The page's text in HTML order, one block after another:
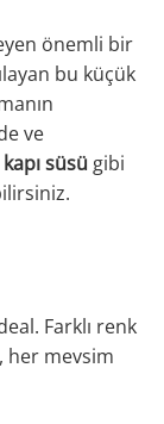
önemli bir
bu küçük
ve
süsü gibi
Farklı renk
her mevsim